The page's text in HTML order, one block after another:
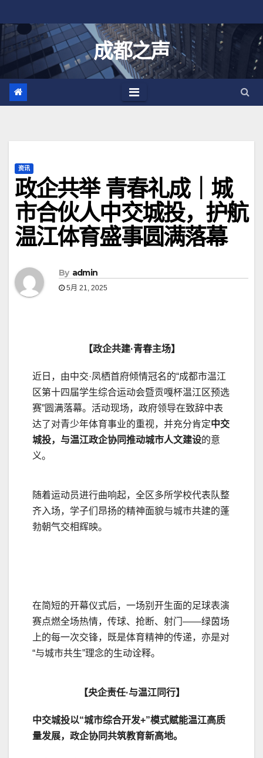
至
成都之声
资讯
政企共举 青春礼成｜城
市合伙人中交城投，护航
温江体育盛事圆满落幕
By admin
5月 21, 2025
【政企共建·青春主场】
近日，由中交·凤栖首府倾情冠名的“成都市温江
区第十四届学生综合运动会暨贡嘎杯温江区预选
赛”圆满落幕。活动现场，政府领导在致辞中表
达了对青少年体育事业的重视，并充分肯定中交
城投，与温江政企协同推动城市人文建设的意
义。
随着运动员进行曲响起，全区多所学校代表队整
齐入场，学子们昂扬的精神面貌与城市共建的蓬
勃朝气交相辉映。
在简短的开幕仪式后，一场别开生面的足球表演
赛点燃全场热情，传球、抢断、射门——绿茵场
上的每一次交锋，既是体育精神的传递，亦是对
“与城市共生”理念的生动诠释。
【央企责任·与温江同行】
中交城投以“城市综合开发+”模式赋能温江高质
量发展，政企协同共筑教育新高地。